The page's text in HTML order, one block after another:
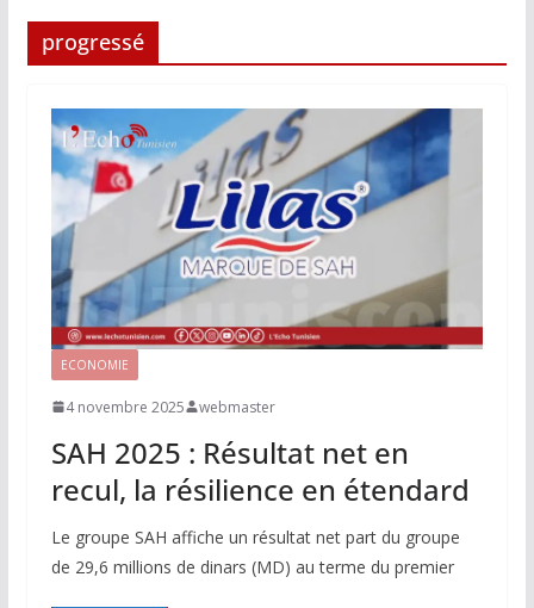
progressé
ECONOMIE
4 novembre 2025 webmaster
SAH 2025 : Résultat net en
recul, la résilience en étendard
Le groupe SAH affiche un résultat net part du groupe
de 29,6 millions de dinars (MD) au terme du premier